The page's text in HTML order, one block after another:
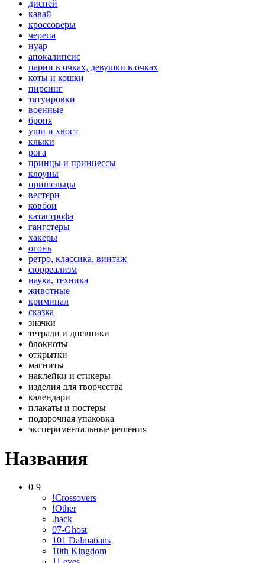
дисней
кавай
кроссоверы
черепа
нуар
апокалипсис
парни в очках, девушки в очках
коты и кошки
пирсинг
татуировки
военные
броня
уши и хвост
клыки
рога
принцы и принцессы
клоуны
пришельцы
вестерн
ковбои
катастрофа
гангстеры
хакеры
огонь
ретро, классика, винтаж
сюрреализм
наука, техника
животные
криминал
сказка
значки
тетради и дневники
блокноты
открытки
магниты
наклейки и стикеры
изделия для творчества
календари
плакаты и постеры
подарочная упаковка
экспериментальные решения
Названия
0-9
!Crossovers
!Other
.hack
07-Ghost
101 Dalmatians
10th Kingdom